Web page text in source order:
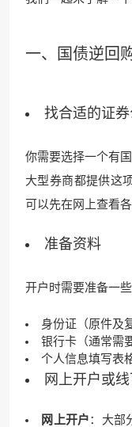
一、国债逆回
找合适的证券
你需要选择一个有
大型券商都提供这
可以先在网上查看
准备资料
开户时需要准备一
身份证（原件及
银行卡（通常需
个人信息填写表
网上开户或
网上开户：大部